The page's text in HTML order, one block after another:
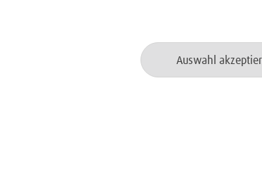
Auswahl